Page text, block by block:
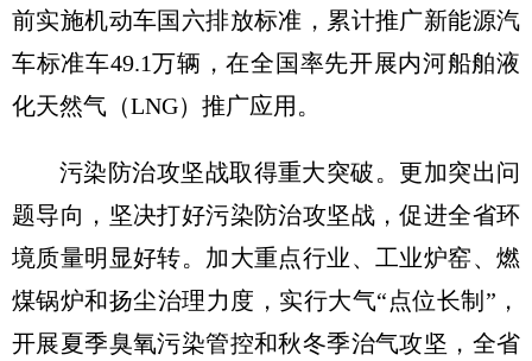
前实施机动车国六排放标准，累计推广新能源汽
车标准车49.1万辆，在全国率先开展内河船舶液
化天然气（LNG）推广应用。
污染防治攻坚战取得重大突破。更加突出问
题导向，坚决打好污染防治攻坚战，促进全省环
境质量明显好转。加大重点行业、工业炉窑、燃
煤锅炉和扬尘治理力度，实行大气“点位长制”，
开展夏季臭氧污染管控和秋冬季治气攻坚，全省